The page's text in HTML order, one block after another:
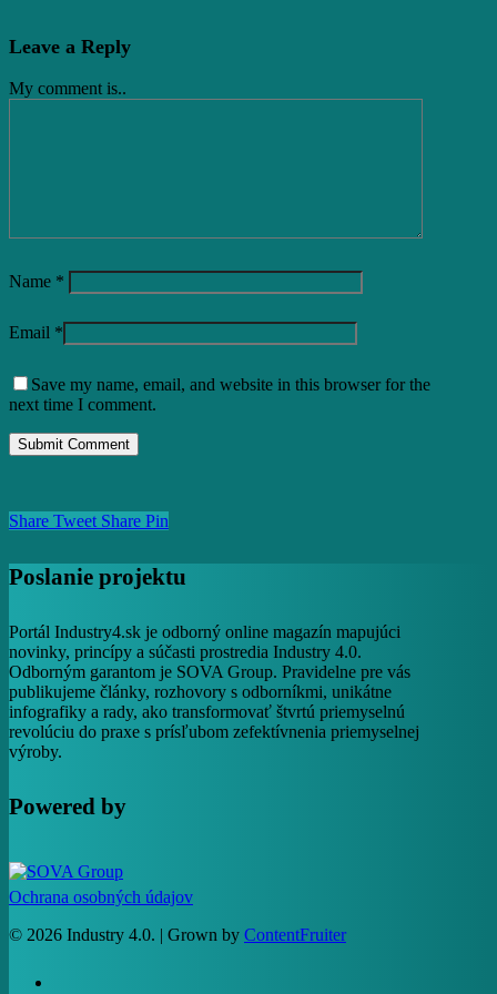
Leave a Reply
My comment is..
Name *
Email *
Save my name, email, and website in this browser for the
next time I comment.
Share Tweet Share Pin
Poslanie projektu
Portál Industry4.sk je odborný online magazín mapujúci
novinky, princípy a súčasti prostredia Industry 4.0.
Odborným garantom je SOVA Group. Pravidelne pre vás
publikujeme články, rozhovory s odborníkmi, unikátne
infografiky a rady, ako transformovať štvrtú priemyselnú
revolúciu do praxe s prísľubom zefektívnenia priemyselnej
výroby.
Powered by
Ochrana osobných údajov
© 2026 Industry 4.0. | Grown by ContentFruiter